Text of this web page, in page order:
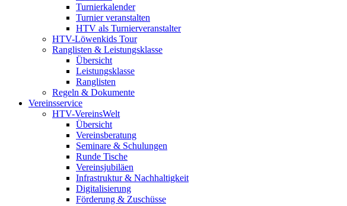
Turnierkalender
Turnier veranstalten
HTV als Turnierveranstalter
HTV-Löwenkids Tour
Ranglisten & Leistungsklasse
Übersicht
Leistungsklasse
Ranglisten
Regeln & Dokumente
Vereinsservice
HTV-VereinsWelt
Übersicht
Vereinsberatung
Seminare & Schulungen
Runde Tische
Vereinsjubiläen
Infrastruktur & Nachhaltigkeit
Digitalisierung
Förderung & Zuschüsse